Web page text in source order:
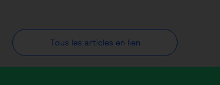
Tous les articles en lien